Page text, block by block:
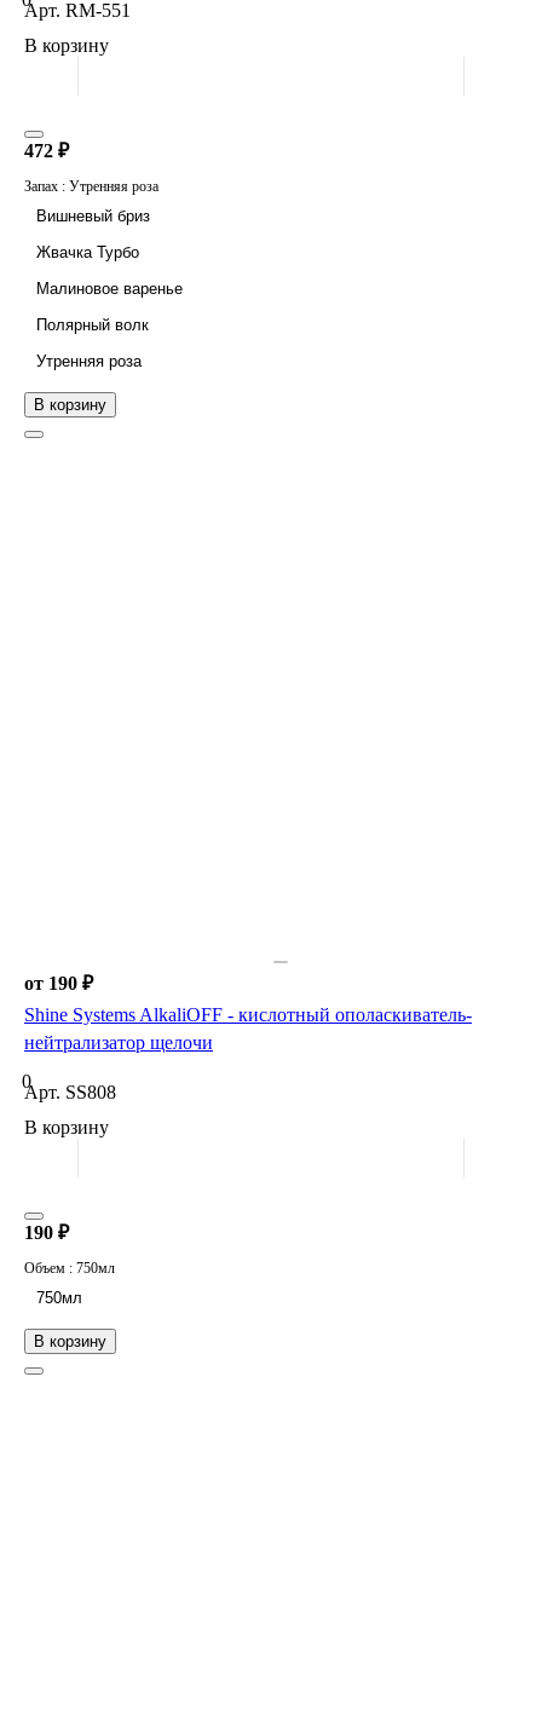
Арт. RM-551
В корзину
В корзину
472 ₽
Запах : Утренняя роза
Вишневый бриз
Жвачка Турбо
Малиновое варенье
Полярный волк
Утренняя роза
от 190 ₽
Shine Systems AlkaliOFF - кислотный ополаскиватель-
нейтрализатор щелочи
0
Арт. SS808
В корзину
В корзину
190 ₽
Объем : 750мл
750мл